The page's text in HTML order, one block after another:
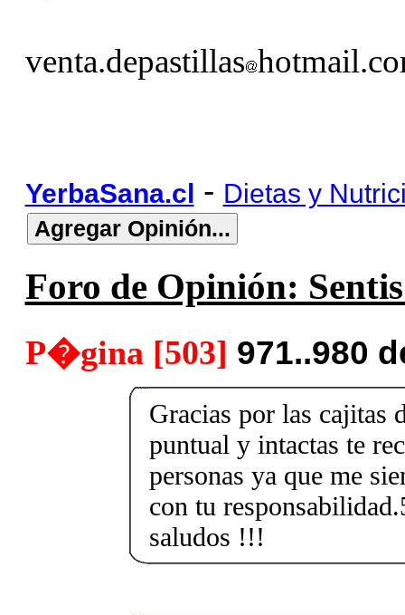
venta.depastillas
YerbaSana.cl - Dietas y
Foro de Opinión:
P�gina [503] 971..980
Gracias por las cajitas
puntual y intactas te
personas ya que me
con tu
saludos !!!